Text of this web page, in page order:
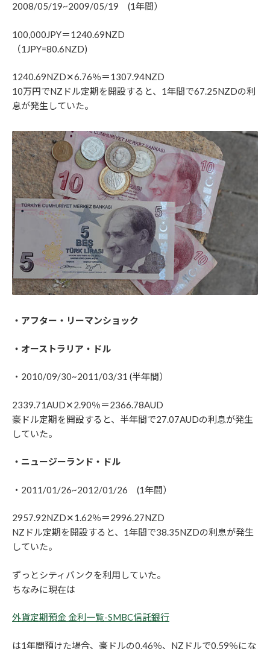
2008/05/19~2009/05/19 (1年間）
100,000JPY＝1240.69NZD
（1JPY=80.6NZD)
1240.69NZD✕6.76％＝1307.94NZD
10万円でNZドル定期を開設すると、1年間で67.25NZDの利
息が発生していた。
・アフター・リーマンショック
・オーストラリア・ドル
・2010/09/30~2011/03/31 (半年間）
2339.71AUD✕2.90％＝2366.78AUD
豪ドル定期を開設すると、半年間で27.07AUDの利息が発生
していた。
・ニュージーランド・ドル
・2011/01/26~2012/01/26 (1年間）
2957.92NZD✕1.62％＝2996.27NZD
NZドル定期を開設すると、1年間で38.35NZDの利息が発生
していた。
ずっとシティバンクを利用していた。
ちなみに現在は
外貨定期預金 金利一覧-SMBC信託銀行
は1年間預けた場合、豪ドルの0.46％、NZドルで0.59％にな